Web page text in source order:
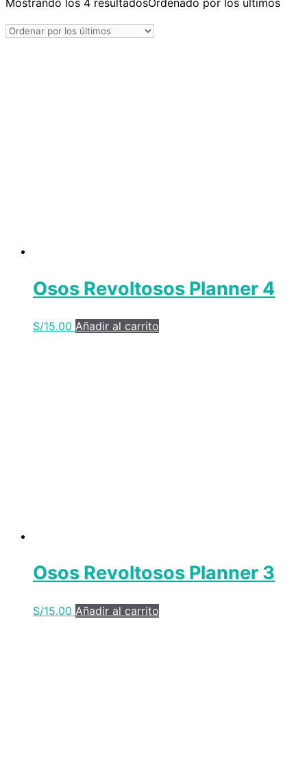
Mostrando los 4 resultadosOrdenado por los últimos
Osos Revoltosos Planner 4
S/15.00 Añadir al carrito
Osos Revoltosos Planner 3
S/15.00 Añadir al carrito